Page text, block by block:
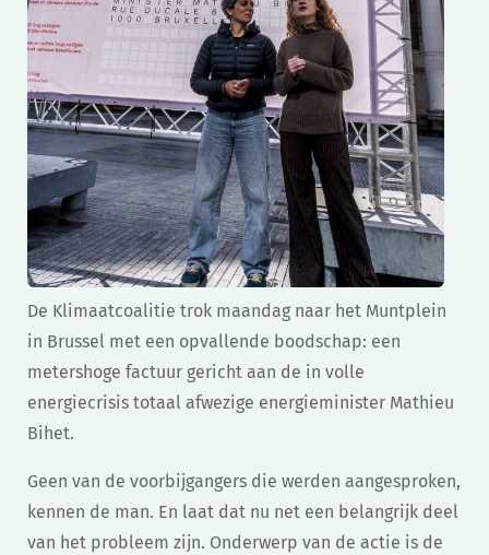
De Klimaatcoalitie trok maandag naar het Muntplein
in Brussel met een opvallende boodschap: een
metershoge factuur gericht aan de in volle
energiecrisis totaal afwezige energieminister Mathieu
Bihet.
Geen van de voorbijgangers die werden aangesproken,
kennen de man. En laat dat nu net een belangrijk deel
van het probleem zijn. Onderwerp van de actie is de